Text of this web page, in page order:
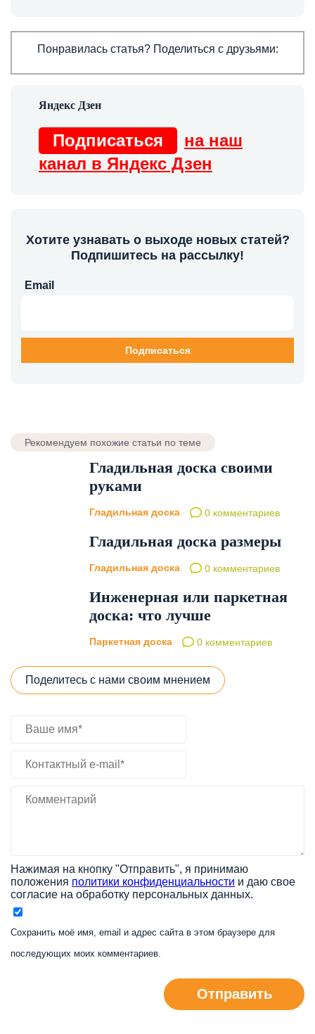
Понравилась статья? Поделиться с друзьями:
Подписаться
на наш
канал в Яндекс Дзен
Хотите узнавать о выходе новых статей?
Подпишитесь на рассылку!
Email
Рекомендуем похожие статьи по теме
Гладильная доска своими
руками
Гладильная доска 0 комментариев
Гладильная доска размеры
Гладильная доска 0 комментариев
Инженерная или паркетная
доска: что лучше
Паркетная доска 0 комментариев
Поделитесь с нами своим мнением
Нажимая на кнопку "Отправить", я принимаю
положения политики конфиденциальности и даю свое
согласие на обработку персональных данных.
Сохранить моё имя, email и адрес сайта в этом браузере для
последующих моих комментариев.
Отправить